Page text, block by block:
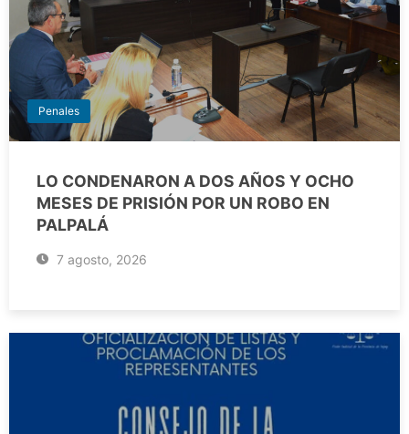
Penales
LO CONDENARON A DOS AÑOS Y OCHO
MESES DE PRISIÓN POR UN ROBO EN
PALPALÁ
7 agosto, 2026